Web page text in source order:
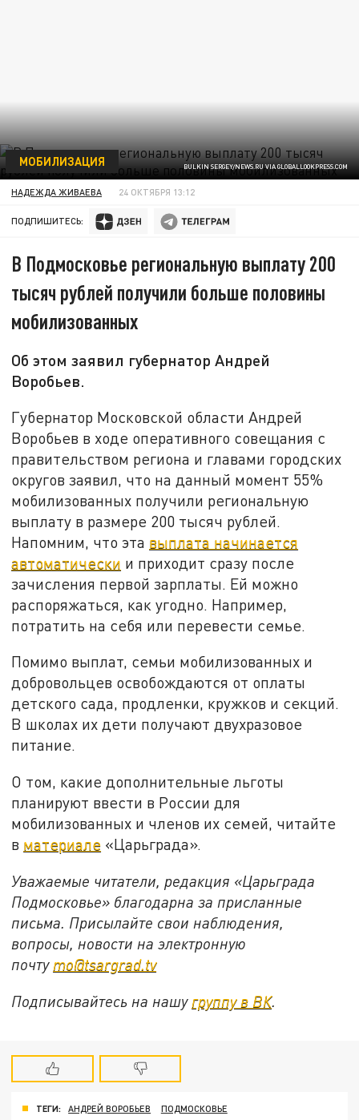
BULKIN SERGEY/NEWS.RU VIA GLOBALLOOKPRESS.COM
МОБИЛИЗАЦИЯ
НАДЕЖДА ЖИВАЕВА 24 ОКТЯБРЯ 13:12
ПОДПИШИТЕСЬ:
В Подмосковье региональную выплату 200
тысяч рублей получили больше половины
мобилизованных
Об этом заявил губернатор Андрей
Воробьев.
Губернатор Московской области Андрей
Воробьев в ходе оперативного совещания с
правительством региона и главами городских
округов заявил, что на данный момент 55%
мобилизованных получили региональную
выплату в размере 200 тысяч рублей.
Напомним, что эта выплата начинается
автоматически и приходит сразу после
зачисления первой зарплаты. Ей можно
распоряжаться, как угодно. Например,
потратить на себя или перевести семье.
Помимо выплат, семьи мобилизованных и
добровольцев освобождаются от оплаты
детского сада, продленки, кружков и секций.
В школах их дети получают двухразовое
питание.
О том, какие дополнительные льготы
планируют ввести в России для
мобилизованных и членов их семей, читайте
в материале «Царьграда».
Уважаемые читатели, редакция «Царьграда
Подмосковье» благодарна за присланные
письма. Присылайте свои наблюдения,
вопросы, новости на электронную
почту mo@tsargrad.tv
Подписывайтесь на нашу группу в ВК.
ТЕГИ: АНДРЕЙ ВОРОБЬЕВ
ПОДМОСКОВЬЕ